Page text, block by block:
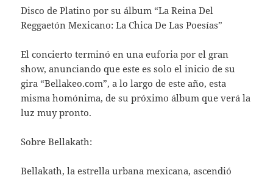
Disco de Platino por su álbum “La Reina Del
Reggaetón Mexicano: La Chica De Las Poesías”
El concierto terminó en una euforia por el gran
show, anunciando que este es solo el inicio de su
gira “Bellakeo.com”, a lo largo de este año, esta
misma homónima, de su próximo álbum que verá la
luz muy pronto.
Sobre Bellakath:
Bellakath, la estrella urbana mexicana, ascendió